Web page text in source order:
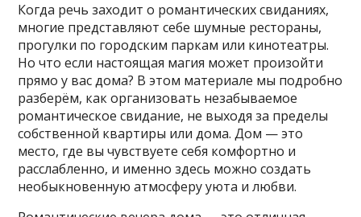
Когда речь заходит о романтических свиданиях,
многие представляют себе шумные рестораны,
прогулки по городским паркам или кинотеатры.
Но что если настоящая магия может произойти
прямо у вас дома? В этом материале мы подробно
разберём, как организовать незабываемое
романтическое свидание, не выходя за пределы
собственной квартиры или дома. Дом — это
место, где вы чувствуете себя комфортно и
расслабленно, и именно здесь можно создать
необыкновенную атмосферу уюта и любви.